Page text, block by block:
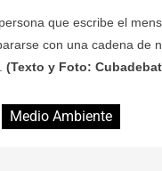
que escribe el
con una cadena de
(Texto y Foto:
Medio Ambiente